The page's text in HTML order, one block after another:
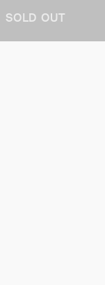
SOLD OUT